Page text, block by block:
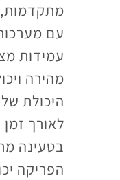
מתקדמות,
עמידות
מהירה
היכולת
לאורך זמן